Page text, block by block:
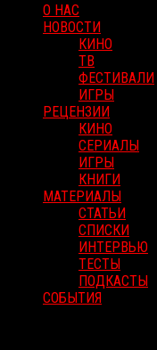
О НАС
НОВОСТИ
КИНО
ТВ
ФЕСТИВАЛИ
ИГРЫ
РЕЦЕНЗИИ
КИНО
СЕРИАЛЫ
ИГРЫ
КНИГИ
МАТЕРИАЛЫ
СТАТЬИ
СПИСКИ
ИНТЕРВЬЮ
ТЕСТЫ
ПОДКАСТЫ
СОБЫТИЯ